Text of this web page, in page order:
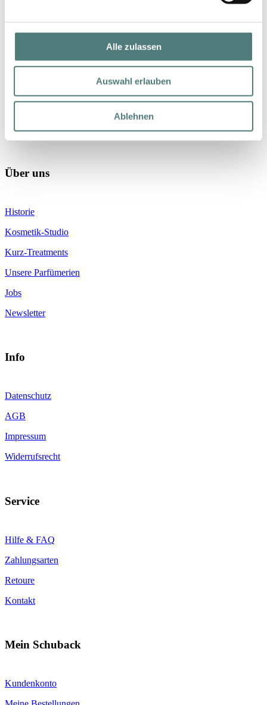
Alle zulassen
Auswahl erlauben
Ablehnen
Haare
% SALE
Über uns
Historie
Kosmetik-Studio
Kurz-Treatments
Unsere Parfümerien
Jobs
Newsletter
Info
Datenschutz
AGB
Impressum
Widerrufsrecht
Service
Hilfe & FAQ
Zahlungsarten
Retoure
Kontakt
Mein Schuback
Kundenkonto